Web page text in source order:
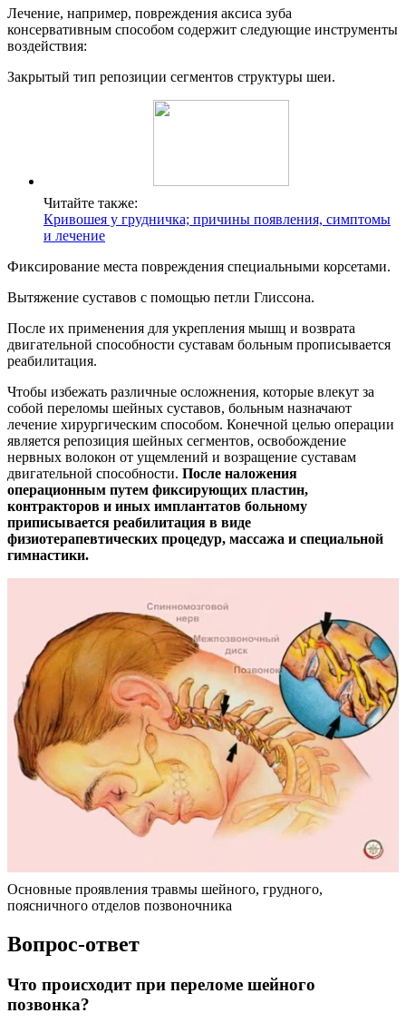
Лечение, например, повреждения аксиса зуба
консервативным способом содержит следующие инструменты
воздействия:
Закрытый тип репозиции сегментов структуры шеи.
Читайте также:
Кривошея у грудничка; причины появления, симптомы
и лечение
Фиксирование места повреждения специальными корсетами.
Вытяжение суставов с помощью петли Глиссона.
После их применения для укрепления мышц и возврата
двигательной способности суставам больным прописывается
реабилитация.
Чтобы избежать различные осложнения, которые влекут за
собой переломы шейных суставов, больным назначают
лечение хирургическим способом. Конечной целью операции
является репозиция шейных сегментов, освобождение
нервных волокон от ущемлений и возращение суставам
двигательной способности. После наложения
операционным путем фиксирующих пластин,
контракторов и иных имплантатов больному
приписывается реабилитация в виде
физиотерапевтических процедур, массажа и специальной
гимнастики.
Основные проявления травмы шейного, грудного,
поясничного отделов позвоночника
Вопрос-ответ
Что происходит при переломе шейного
позвонка?